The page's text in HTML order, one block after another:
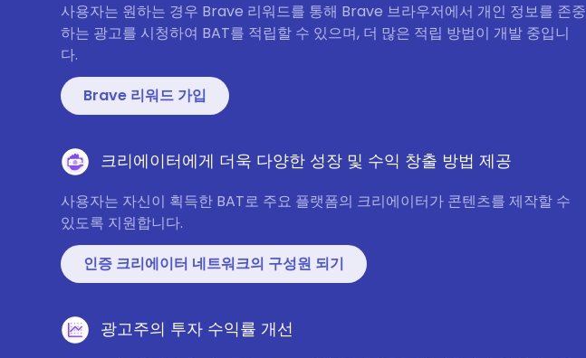
사용자는 원하는 경우 Brave 리워드를 통해 Brave 브라우저에서 개인 정보를 존중
하는 광고를 시청하여 BAT를 적립할 수 있으며, 더 많은 적립 방법이 개발 중입니
다.
Brave 리워드 가입
크리에이터에게 더욱 다양한 성장 및 수익 창출 방법 제공
사용자는 자신이 획득한 BAT로 주요 플랫폼의 크리에이터가 콘텐츠를 제작할 수
있도록 지원합니다.
인증 크리에이터 네트워크의 구성원 되기
광고주의 투자 수익률 개선